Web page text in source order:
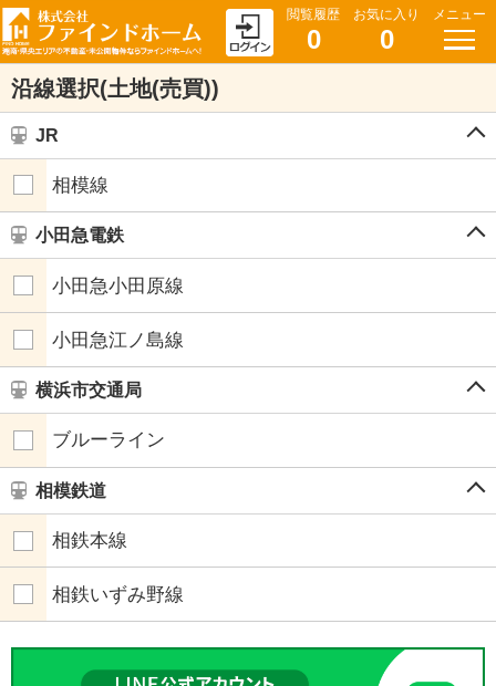
閲覧履歴
0
お気に入り
0
メニュー
沿線選択(土地(売買))
JR
相模線
小田急電鉄
小田急小田原線
小田急江ノ島線
横浜市交通局
ブルーライン
相模鉄道
相鉄本線
相鉄いずみ野線